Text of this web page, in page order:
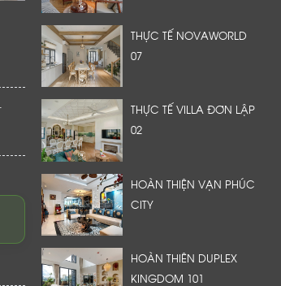
THỰC TẾ NOVAWORLD
07
THỰC TẾ VILLA ĐƠN LẬP
02
HOÀN THIỆN VẠN PHÚC
CITY
HOÀN THIÊN DUPLEX
KINGDOM 101